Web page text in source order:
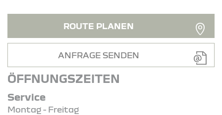
ROUTE PLANEN
ANFRAGE SENDEN
ÖFFNUNGSZEITEN
Service
Montag - Freitag